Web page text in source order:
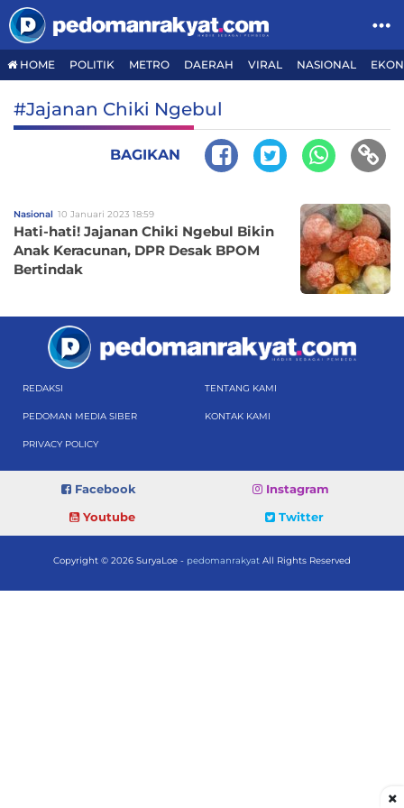
HOME POLITIK METRO DAERAH VIRAL NASIONAL
#Jajanan Chiki Ngebul
BAGIKAN
Nasional 10 Januari 2023 18:59
Hati-hati! Jajanan Chiki Ngebul Bikin
Anak Keracunan, DPR Desak BPOM
Bertindak
REDAKSI TENTANG KAMI
PEDOMAN MEDIA SIBER KONTAK KAMI
PRIVACY POLICY
Facebook
Instagram
Youtube
Twitter
Copyright © 2026 SuryaLoe - pedomanrakyat All Rights Reserved
×